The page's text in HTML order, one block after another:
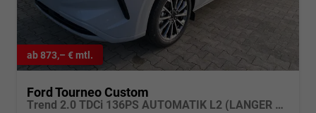
ab 873,– € mtl.
Ford Tourneo Custom
Trend 2.0 TDCi 136PS AUTOMATIK L2 (LANGER RADSTAND) H1, 5 Jahre Garantie, 8 Plätze, 16" Alu, Parksensoren vo/hi, Rückfahrkamera, LED-Scheinwerfer, Keyless, Sitzheizung, Radio 13" inkl. Wireless AndroidAuto/Apple CarPlay, Tempomat, Klimaautomatik